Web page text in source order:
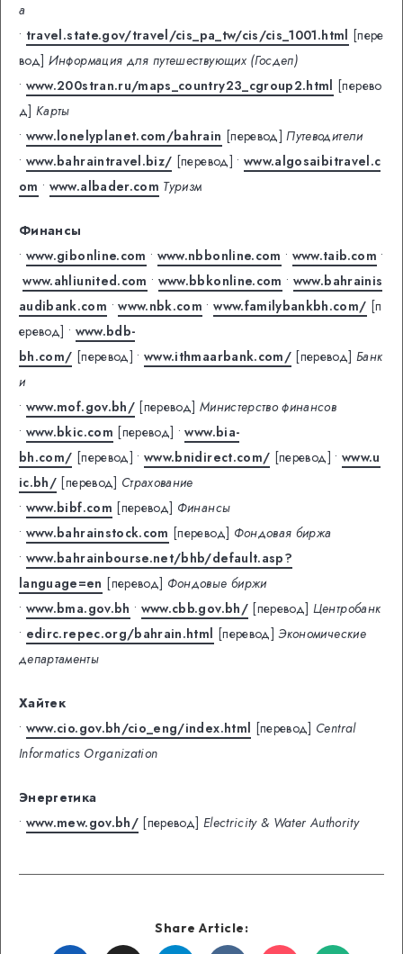
а
• travel.state.gov/travel/cis_pa_tw/cis/cis_1001.html [пере
вод] Информация для путешествующих (Госдеп)
• www.200stran.ru/maps_country23_cgroup2.html [перево
д] Карты
• www.lonelyplanet.com/bahrain [перевод] Путеводители
• www.bahraintravel.biz/ [перевод] • www.algosaibitravel.c
om • www.albader.com Туризм
Финансы
• www.gibonline.com • www.nbbonline.com • www.taib.com •
www.ahliunited.com • www.bbkonline.com • www.bahrainis
audibank.com •www.nbk.com •www.familybankbh.com/ [п
еревод] • www.bdb-
bh.com/ [перевод] •www.ithmaarbank.com/ [перевод] Банк
и
• www.mof.gov.bh/ [перевод] Министерство финансов
• www.bkic.com [перевод] •www.bia-
bh.com/ [перевод] •www.bnidirect.com/ [перевод] • www.u
ic.bh/ [перевод] Страхование
• www.bibf.com [перевод] Финансы
• www.bahrainstock.com [перевод] Фондовая биржа
• www.bahrainbourse.net/bhb/default.asp?
language=en [перевод] Фондовые биржи
• www.bma.gov.bh • www.cbb.gov.bh/ [перевод] Центробанк
• edirc.repec.org/bahrain.html [перевод] Экономические
департаменты
Хайтек
• www.cio.gov.bh/cio_eng/index.html [перевод] Central
Informatics Organization
Энергетика
• www.mew.gov.bh/ [перевод] Electricity & Water Authority
Share Article: